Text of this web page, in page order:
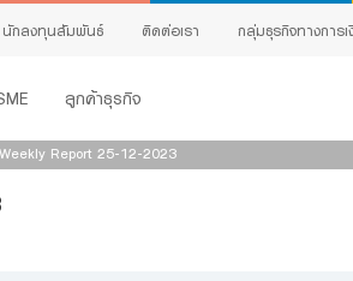
นักลงทุนสัมพันธ์ ติดต่อเรา กลุ่มธุรกิจทางการ
ลูกค้าธุรกิจ
Report 25-12-2023